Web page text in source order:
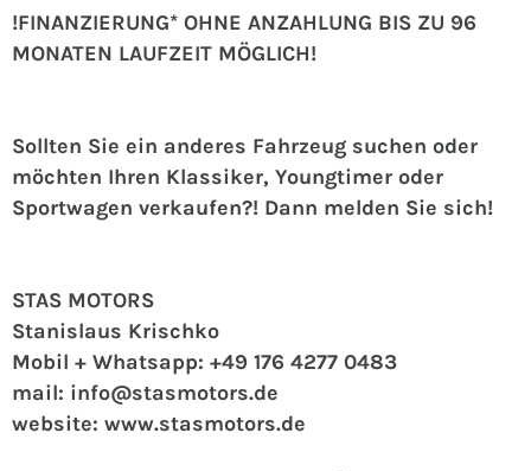
!FINANZIERUNG* OHNE ANZAHLUNG BIS ZU 96
MONATEN LAUFZEIT MÖGLICH!
Sollten Sie ein anderes Fahrzeug suchen oder
möchten Ihren Klassiker, Youngtimer oder
Sportwagen verkaufen?! Dann melden Sie sich!
STAS MOTORS
Stanislaus Krischko
Mobil + Whatsapp: +49 176 4277 0483
mail: info@stasmotors.de
website: www.stasmotors.de